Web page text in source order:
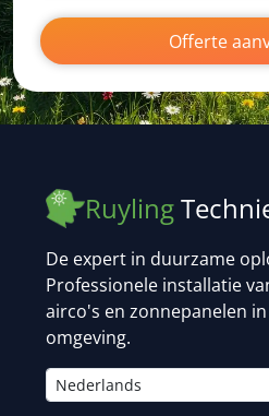
Offerte
Ruyling
De expert in duurzame
Professionele installatie
airco's en zonnepanelen
omgeving.